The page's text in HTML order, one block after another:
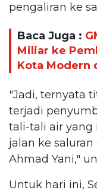
pengaliran ke
Baca Juga :
Miliar ke
Kota Modern
"Jadi, ternyata
terjadi
tali-tali air yang
jalan ke
Ahmad Yani,"
Untuk hari ini,